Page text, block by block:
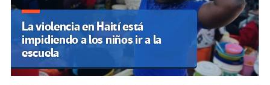
La violencia en Haití está
impidiendo a los niños ir a la
escuela